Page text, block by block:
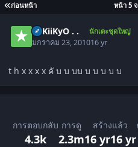
ก่อนหน้า หน้า 5
★ KiiKyO . . นักเตะชุดใหญ่
มกราคม 23, 201016 yr
t h x x x x คั บ บ บบ บ บ บ บ บ
การตอบกลับ
4.3k
การดู
2.3m
สร้างแล้ว
16 yr16 yr